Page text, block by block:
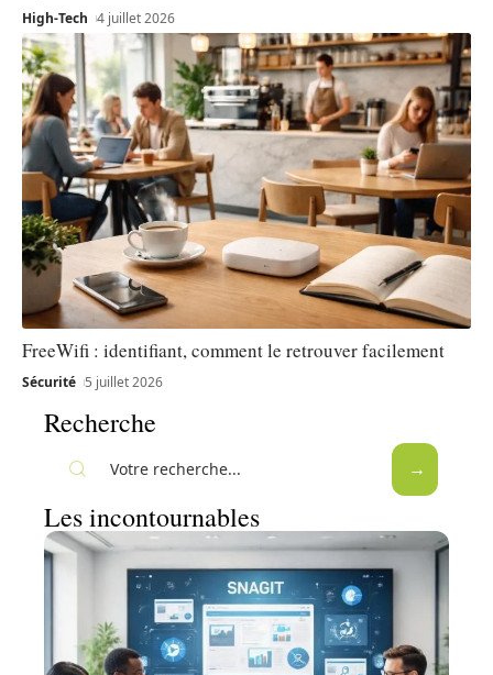
High-Tech 4 juillet 2026
FreeWifi : identifiant, comment le retrouver facilement
Sécurité 5 juillet 2026
Recherche
Les incontournables